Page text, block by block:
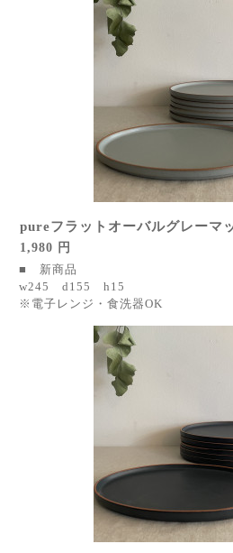
pureフラットオーバルグレーマ
1,980 円
■ 新商品
w245 d155 h15
※電子レンジ・食洗器OK